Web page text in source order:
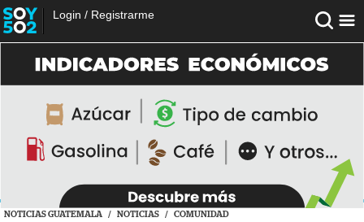
Login / Registrarme
NOTICIAS GUATEMALA / NOTICIAS / COMUNIDAD